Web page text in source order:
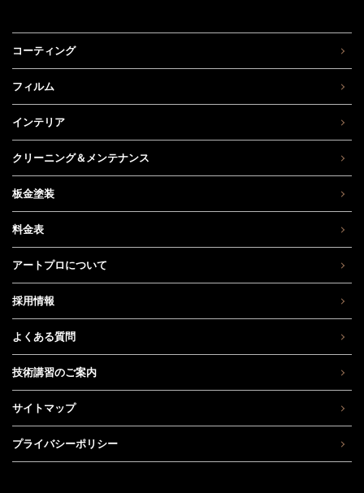
コーティング
フィルム
インテリア
クリーニング＆メンテナンス
板金塗装
料金表
アートプロについて
採用情報
よくある質問
技術講習のご案内
サイトマップ
プライバシーポリシー